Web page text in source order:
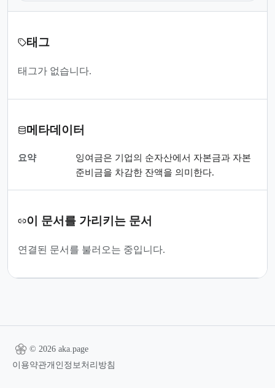
태그
태그가 없습니다.
메타데이터
요약
잉여금은 기업의 순자산에서 자본금과 자본
준비금을 차감한 잔액을 의미한다.
이 문서를 가리키는 문서
연결된 문서를 불러오는 중입니다.
© 2026 aka.page
이용약관개인정보처리방침